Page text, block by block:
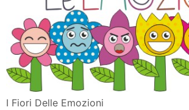
I Fiori Delle Emozioni